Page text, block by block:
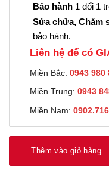
Bảo hành 1 đổi 1
Sửa chữa, Chăm
bảo hành.
Liên hệ để có
Miền Bắc: 0943 980
Miền Trung: 0943
Miền Nam:
Thêm vào giỏ hàng